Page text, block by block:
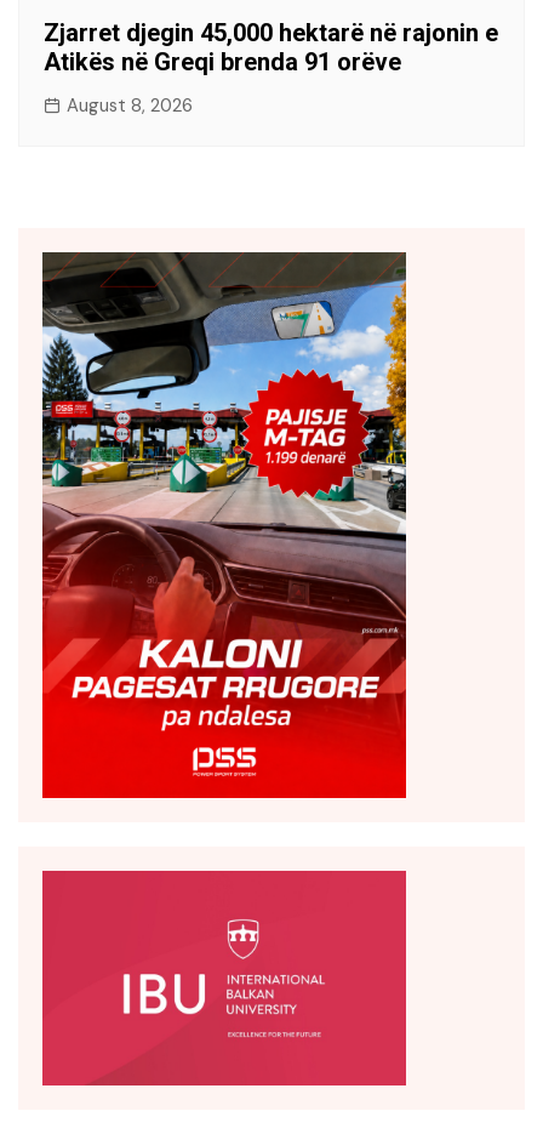
Zjarret djegin 45,000 hektarë në rajonin e
Atikës në Greqi brenda 91 orëve
August 8, 2026